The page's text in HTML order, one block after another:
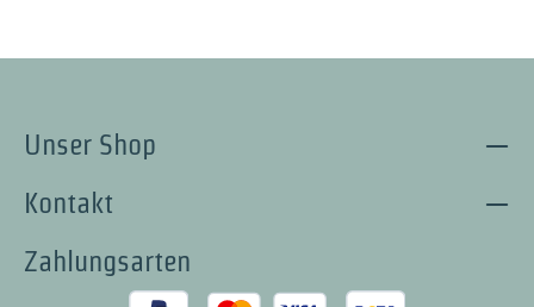
Unser Shop
Kontakt
Zahlungsarten